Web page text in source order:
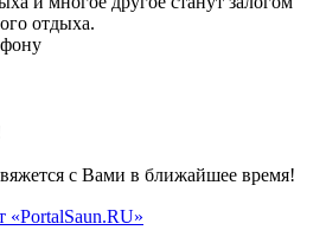
отдыха.
с Вами в ближайшее время!
«PortalSaun.RU»